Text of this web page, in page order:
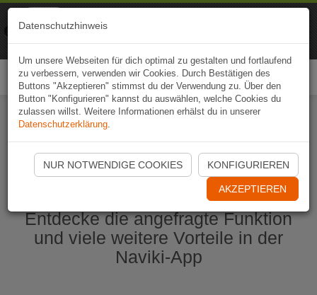
Naviki App jetzt öffnen
Entdecke die angefragte Funktion
und viele weitere Vorteile in der
Naviki-App
Datenschutzhinweis
Um unsere Webseiten für dich optimal zu gestalten und fortlaufend
zu verbessern, verwenden wir Cookies. Durch Bestätigen des
Buttons "Akzeptieren" stimmst du der Verwendung zu. Über den
Button "Konfigurieren" kannst du auswählen, welche Cookies du
zulassen willst. Weitere Informationen erhälst du in unserer
Datenschutzerklärung.
NUR NOTWENDIGE COOKIES KONFIGURIEREN
AKZEPTIEREN
Naviki